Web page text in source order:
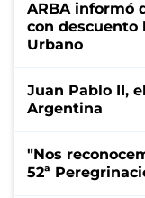
ARBA informó
con descuento
Urbano
Juan Pablo II,
Argentina
"Nos
52ª